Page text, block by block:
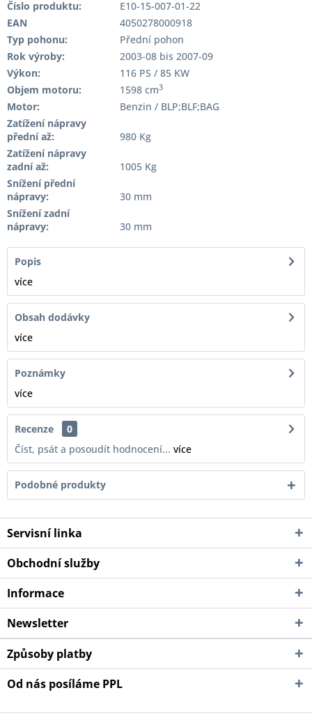
Číslo produktu:
E10-15-007-01-22
EAN
4050278000918
Typ pohonu:
Přední pohon
Rok výroby:
2003-08 bis 2007-09
Výkon:
116 PS / 85 KW
Objem motoru:
1598 cm3
Motor:
Benzin / BLP;BLF;BAG
Zatížení nápravy
přední až:
980 Kg
Zatížení nápravy
zadní až:
1005 Kg
Snížení přední
nápravy:
30 mm
Snížení zadní
nápravy:
30 mm
Popis
více
Obsah dodávky
více
Poznámky
více
Recenze
0
Číst, psát a posoudít hodnocení... více
Podobné produkty
Servisní linka
Obchodní služby
Informace
Newsletter
Způsoby platby
Od nás posíláme PPL